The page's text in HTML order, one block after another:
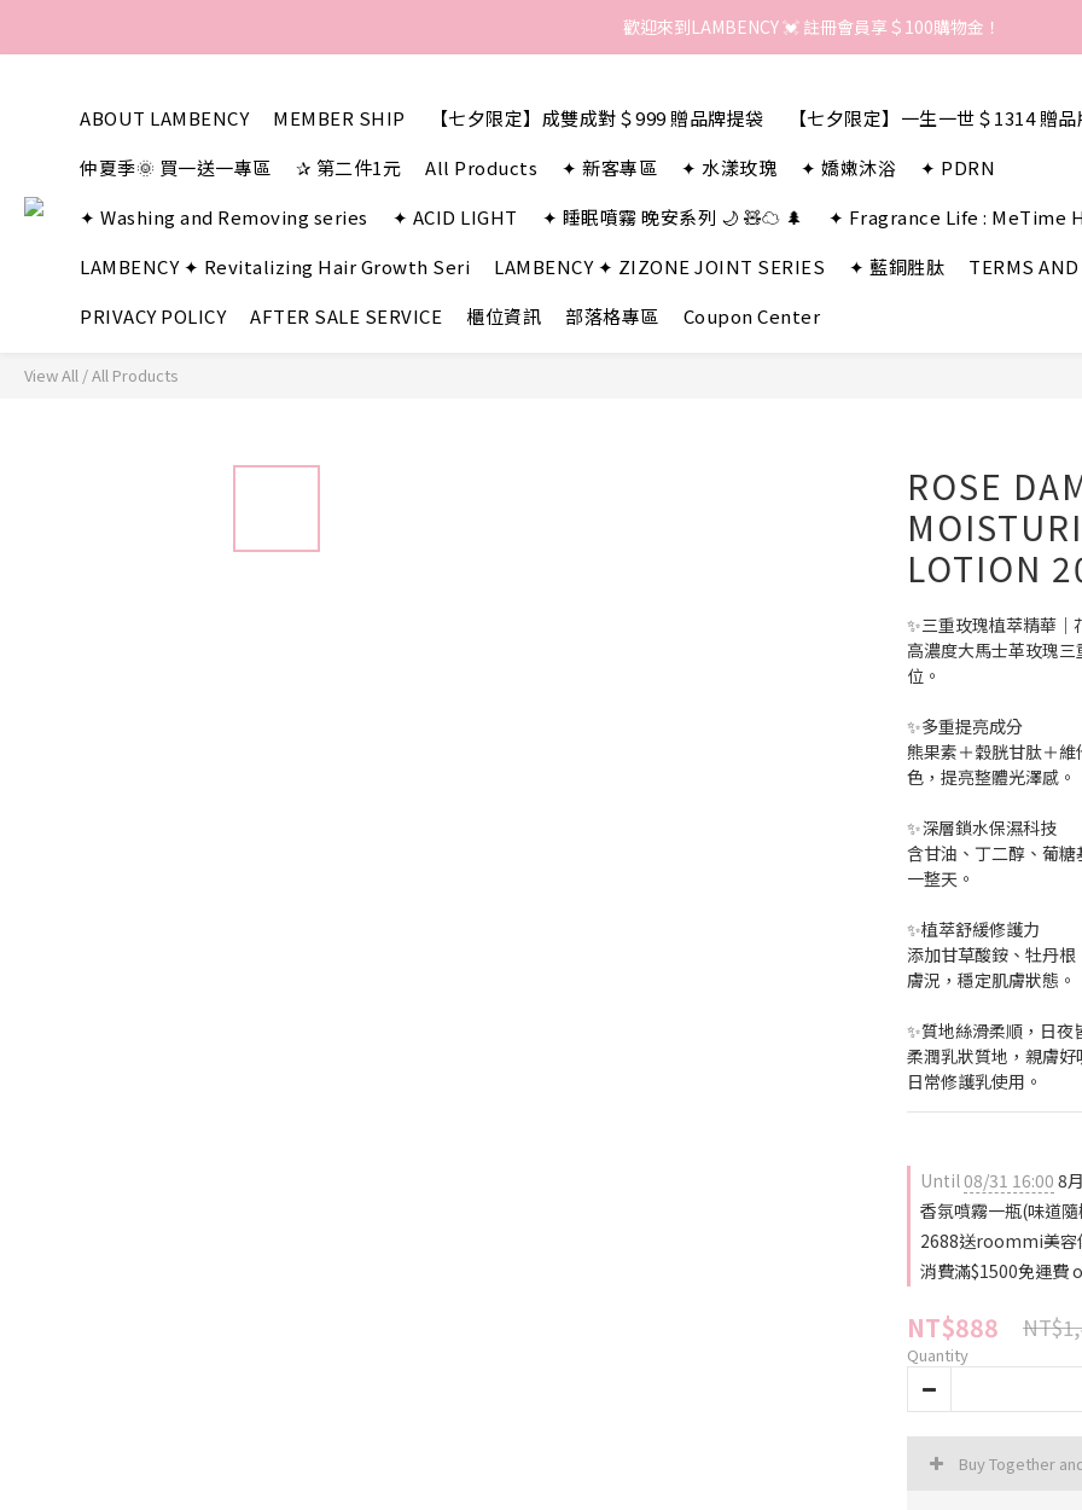
歡迎來到LAMBENCY 💓 註冊會員享＄100購物金！
加入LINE好友 領優惠卷＄150
歡迎來到LAMBENCY 💓 註冊會員享＄100購物金！
ABOUT LAMBENCY MEMBER SHIP 【七夕限定】成雙成對＄999 贈品牌提袋
【七夕限定】一生一世＄1314 贈
仲夏季🌞 買一送一專區
✰ 第二件1元 All Products ✦ 新客專區 ✦ 水漾玫瑰 ✦ 嬌嫩沐浴
✦ PDRN
✦ Washing and Removing series
✦ ACID LIGHT ✦ 睡眠噴霧 晚安系列 🌙 🧸☁️ 🌲 ✦ Fragrance Life : MeTime
LAMBENCY ✦ Revitalizing Hair Growth Seri
LAMBENCY ✦ ZIZONE JOINT SERIES ✦ 藍銅胜肽
TERMS
PRIVACY POLICY
AFTER SALE SERVICE 櫃位資訊 部落格專區 Coupon Center
View All /All Products
ROSE
LOTION
✨三重玫瑰植萃精華
高濃度大馬士革玫瑰
位。
✨多重提亮成分
熊果素＋穀胱甘肽＋
色，提亮整體光澤感。
✨深層鎖水保濕科技
含甘油、丁二醇、葡
一整天。
✨植萃舒緩修護力
添加甘草酸銨、牡丹
膚況，穩定肌膚狀態。
✨質地絲滑柔順，日夜
柔潤乳狀質地，親膚
日常修護乳使用。
Until08/31 16:00 8
香氛噴霧一瓶(味道
2688送roommi美容
消費滿$1500免運費
NT$888
Quantity
Buy Together